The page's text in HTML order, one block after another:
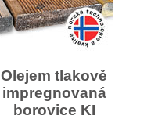
Olejem tlakově
impregnovaná
borovice KI